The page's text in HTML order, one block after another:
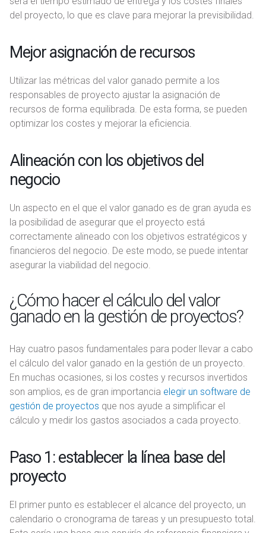
del proyecto, lo que es clave para mejorar la previsibilidad.
Mejor asignación de recursos
Utilizar las métricas del valor ganado permite a los
responsables de proyecto ajustar la asignación de
recursos de forma equilibrada. De esta forma, se pueden
optimizar los costes y mejorar la eficiencia.
Alineación con los objetivos del
negocio
Un aspecto en el que el valor ganado es de gran ayuda es
la posibilidad de asegurar que el proyecto está
correctamente alineado con los objetivos estratégicos y
financieros del negocio. De este modo, se puede intentar
asegurar la viabilidad del negocio.
¿Cómo hacer el cálculo del valor
ganado en la gestión de proyectos?
Hay cuatro pasos fundamentales para poder llevar a cabo
el cálculo del valor ganado en la gestión de un proyecto.
En muchas ocasiones, si los costes y recursos invertidos
son amplios, es de gran importancia elegir un software de
gestión de proyectos que nos ayude a simplificar el
cálculo y medir los gastos asociados a cada proyecto.
Paso 1: establecer la línea base del
proyecto
El primer punto es establecer el alcance del proyecto, un
calendario o cronograma de tareas y un presupuesto total.